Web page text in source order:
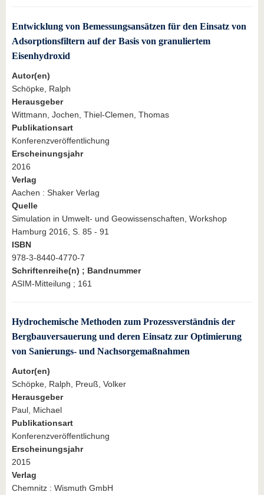
Entwicklung von Bemessungsansätzen für den Einsatz von
Adsorptionsfiltern auf der Basis von granuliertem
Eisenhydroxid
Autor(en)
Schöpke, Ralph
Herausgeber
Wittmann, Jochen, Thiel-Clemen, Thomas
Publikationsart
Konferenzveröffentlichung
Erscheinungsjahr
2016
Verlag
Aachen : Shaker Verlag
Quelle
Simulation in Umwelt- und Geowissenschaften, Workshop
Hamburg 2016, S. 85 - 91
ISBN
978-3-8440-4770-7
Schriftenreihe(n) ; Bandnummer
ASIM-Mitteilung ; 161
Hydrochemische Methoden zum Prozessverständnis der
Bergbauversauerung und deren Einsatz zur Optimierung
von Sanierungs- und Nachsorgemaßnahmen
Autor(en)
Schöpke, Ralph, Preuß, Volker
Herausgeber
Paul, Michael
Publikationsart
Konferenzveröffentlichung
Erscheinungsjahr
2015
Verlag
Chemnitz : Wismuth GmbH